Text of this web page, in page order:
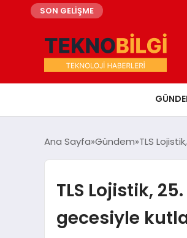
SON GELİŞME
Ana Sayfa Gündem TLS
TLS Lojistik,
gecesiyle